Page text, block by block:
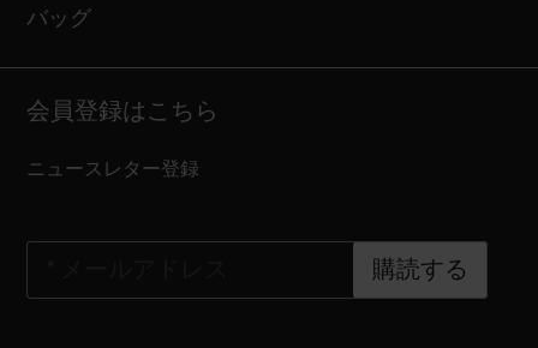
バッグ
会員登録はこちら
ニュースレター登録
購読する